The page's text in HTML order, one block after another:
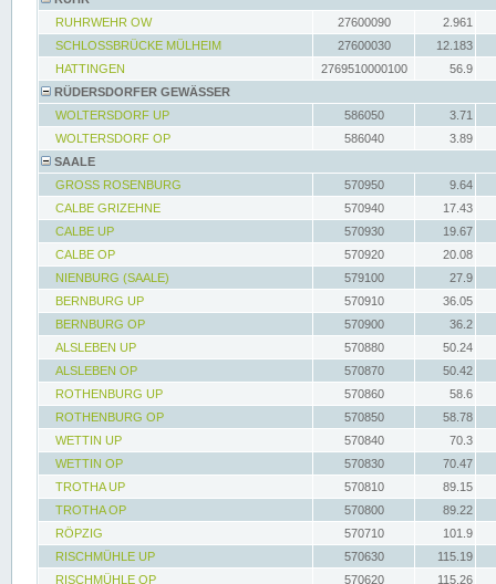
RUHRWEHR OW
27600090
2.961
SCHLOSSBRÜCKE MÜLHEIM
27600030
12.183
HATTINGEN
2769510000100
56.9
RÜDERSDORFER GEWÄSSER
WOLTERSDORF UP
586050
3.71
WOLTERSDORF OP
586040
3.89
SAALE
GROSS ROSENBURG
570950
9.64
CALBE GRIZEHNE
570940
17.43
CALBE UP
570930
19.67
CALBE OP
570920
20.08
NIENBURG (SAALE)
579100
27.9
BERNBURG UP
570910
36.05
BERNBURG OP
570900
36.2
ALSLEBEN UP
570880
50.24
ALSLEBEN OP
570870
50.42
ROTHENBURG UP
570860
58.6
ROTHENBURG OP
570850
58.78
WETTIN UP
570840
70.3
WETTIN OP
570830
70.47
TROTHA UP
570810
89.15
TROTHA OP
570800
89.22
RÖPZIG
570710
101.9
RISCHMÜHLE UP
570630
115.19
RISCHMÜHLE OP
570620 115.26